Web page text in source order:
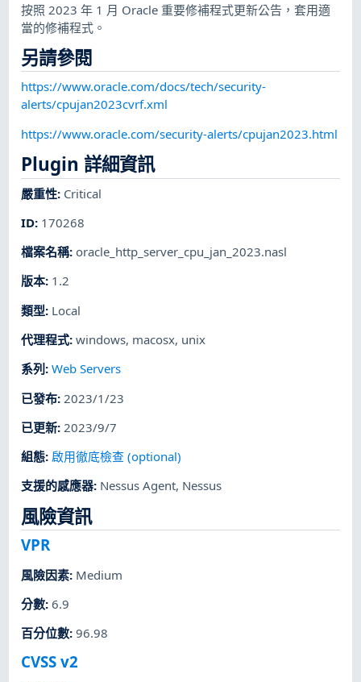
按照 2023 年 1 月 Oracle 重要修補程式更新公告，套用適
當的修補程式。
另請參閱
https://www.oracle.com/docs/tech/security-
alerts/cpujan2023cvrf.xml
https://www.oracle.com/security-alerts/cpujan2023.html
Plugin 詳細資訊
嚴重性: Critical
ID: 170268
檔案名稱: oracle_http_server_cpu_jan_2023.nasl
版本: 1.2
類型: Local
代理程式:windows, macosx, unix
系列 :Web Servers
已發布: 2023/1/23
已更新: 2023/9/7
組態:啟用徹底檢查 (optional)
支援的感應器: Nessus Agent, Nessus
風險資訊
VPR
風險因素: Medium
分數:6.9
百分位數:96.98
CVSS v2